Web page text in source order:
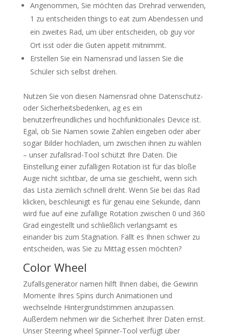
Angenommen, Sie möchten das Drehrad verwenden,
1 zu entscheiden things to eat zum Abendessen und
ein zweites Rad, um über entscheiden, ob guy vor
Ort isst oder die Guten appetit mitnimmt.
Erstellen Sie ein Namensrad und lassen Sie die
Schüler sich selbst drehen.
Nutzen Sie von diesen Namensrad ohne Datenschutz-
oder Sicherheitsbedenken, ag es ein
benutzerfreundliches und hochfunktionales Device ist.
Egal, ob Sie Namen sowie Zahlen eingeben oder aber
sogar Bilder hochladen, um zwischen ihnen zu wählen
– unser zufallsrad-Tool schützt Ihre Daten. Die
Einstellung einer zufälligen Rotation ist für das bloße
Auge nicht sichtbar, de uma sie geschieht, wenn sich
das Lista ziemlich schnell dreht. Wenn Sie bei das Rad
klicken, beschleunigt es für genau eine Sekunde, dann
wird fue auf eine zufällige Rotation zwischen 0 und 360
Grad eingestellt und schließlich verlangsamt es
einander bis zum Stagnation. Fällt es Ihnen schwer zu
entscheiden, was Sie zu Mittag essen möchten?
Color Wheel
Zufallsgenerator namen hilft Ihnen dabei, die Gewinn
Momente Ihres Spins durch Animationen und
wechselnde Hintergrundstimmen anzupassen.
Außerdem nehmen wir die Sicherheit Ihrer Daten ernst.
Unser Steering wheel Spinner-Tool verfügt über